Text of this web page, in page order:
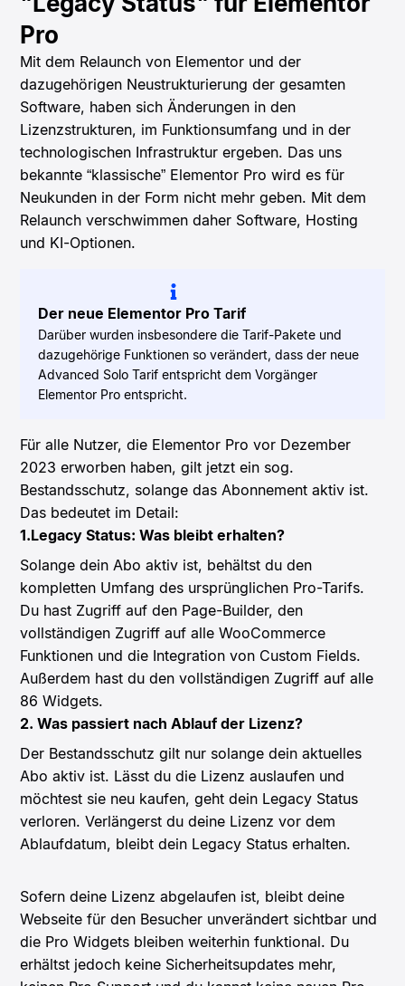
Pro
Mit dem Relaunch von Elementor und der
dazugehörigen Neustrukturierung der gesamten
Software, haben sich Änderungen in den
Lizenzstrukturen, im Funktionsumfang und in der
technologischen Infrastruktur ergeben. Das uns
bekannte “klassische” Elementor Pro wird es für
Neukunden in der Form nicht mehr geben. Mit dem
Relaunch verschwimmen daher Software, Hosting
und KI-Optionen.
Der neue Elementor Pro Tarif
Darüber wurden insbesondere die Tarif-Pakete und
dazugehörige Funktionen so verändert, dass der neue
Advanced Solo Tarif entspricht dem Vorgänger
Elementor Pro entspricht.
Für alle Nutzer, die Elementor Pro vor Dezember
2023 erworben haben, gilt jetzt ein sog.
Bestandsschutz, solange das Abonnement aktiv ist.
Das bedeutet im Detail:
1.Legacy Status: Was bleibt erhalten?
Solange dein Abo aktiv ist, behältst du den
kompletten Umfang des ursprünglichen Pro-Tarifs.
Du hast Zugriff auf den Page-Builder, den
vollständigen Zugriff auf alle WooCommerce
Funktionen und die Integration von Custom Fields.
Außerdem hast du den vollständigen Zugriff auf alle
86 Widgets.
2. Was passiert nach Ablauf der Lizenz?
Der Bestandsschutz gilt nur solange dein aktuelles
Abo aktiv ist. Lässt du die Lizenz auslaufen und
möchtest sie neu kaufen, geht dein Legacy Status
verloren. Verlängerst du deine Lizenz vor dem
Ablaufdatum, bleibt dein Legacy Status erhalten.
Sofern deine Lizenz abgelaufen ist, bleibt deine
Webseite für den Besucher unverändert sichtbar und
die Pro Widgets bleiben weiterhin funktional. Du
erhältst jedoch keine Sicherheitsupdates mehr,